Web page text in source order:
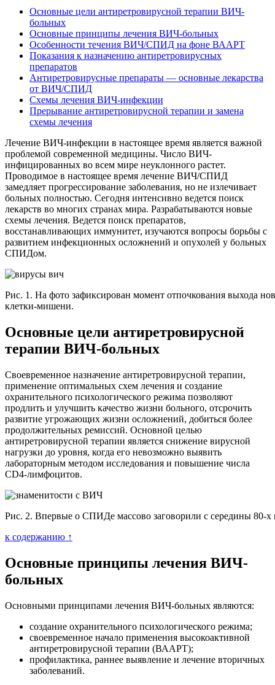
Основные цели антиретровирусной терапии ВИЧ-
больных
Основные принципы лечения ВИЧ-больных
Особенности течения ВИЧ/СПИД на фоне ВААРТ
Показания к назначению антиретровирусных
препаратов
Антиретровирусные препараты — основные лекарства
от ВИЧ/СПИД
Схемы лечения ВИЧ-инфекции
Прерывание антиретровирусной терапии и замена
схемы лечения
Лечение ВИЧ-инфекции в настоящее время является важной
проблемой современной медицины. Число ВИЧ-
инфицированных во всем мире неуклонного растет.
Проводимое в настоящее время лечение ВИЧ/СПИД
замедляет прогрессирование заболевания, но не излечивает
больных полностью. Сегодня интенсивно ведется поиск
лекарств во многих странах мира. Разрабатываются новые
схемы лечения. Ведется поиск препаратов,
восстанавливающих иммунитет, изучаются вопросы борьбы с
развитием инфекционных осложнений и опухолей у больных
СПИДом.
Рис. 1. На фото зафиксирован момент отпочкования выхода
клетки-мишени.
Основные цели антиретровирусной
терапии ВИЧ-больных
Своевременное назначение антиретровирусной терапии,
применение оптимальных схем лечения и создание
охранительного психологического режима позволяют
продлить и улучшить качество жизни больного, отсрочить
развитие угрожающих жизни осложнений, добиться более
продолжительных ремиссий. Основной целью
антиретровирусной терапии является снижение вирусной
нагрузки до уровня, когда его невозможно выявить
лабораторным методом исследования и повышение числа
CD4-лимфоцитов.
Рис. 2. Впервые о СПИДе массово заговорили с середины 80-х
к содержанию ↑
Основные принципы лечения ВИЧ-
больных
Основными принципами лечения ВИЧ-больных являются:
создание охранительного психологического режима;
своевременное начало применения высокоактивной
антиретровирусной терапии (ВААРТ);
профилактика, раннее выявление и лечение вторичных
заболеваний.